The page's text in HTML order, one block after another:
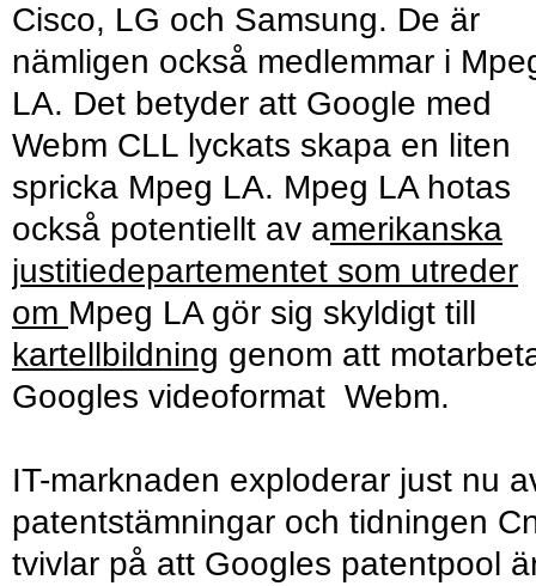
Cisco, LG och Samsung. De är
nämligen också medlemmar i
LA. Det betyder att Google med
Webm CLL lyckats skapa en liten
spricka Mpeg LA. Mpeg LA hotas
också potentiellt av amerikanska
justitiedepartementet som utreder
om Mpeg LA gör sig skyldigt till
kartellbildning genom att
Googles videoformat Webm.
IT-marknaden exploderar just nu
patentstämningar och tidningen
tvivlar på att Googles patentpool